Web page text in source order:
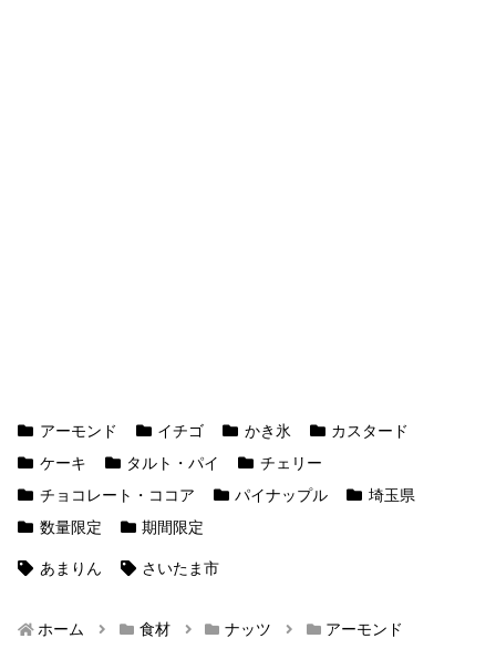
アーモンド イチゴ かき氷
カスタード
ケーキ
タルト・パイ
チェリー
チョコレート・ココア
パイナップル
埼玉県
数量限定
期間限定
あまりん さいたま市
ホーム 食材 ナッツ アーモンド